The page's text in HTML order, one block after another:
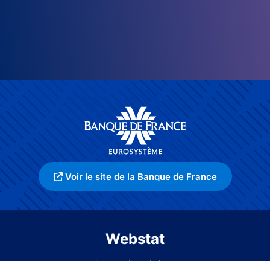
Voir le site de la Banque de France
Webstat